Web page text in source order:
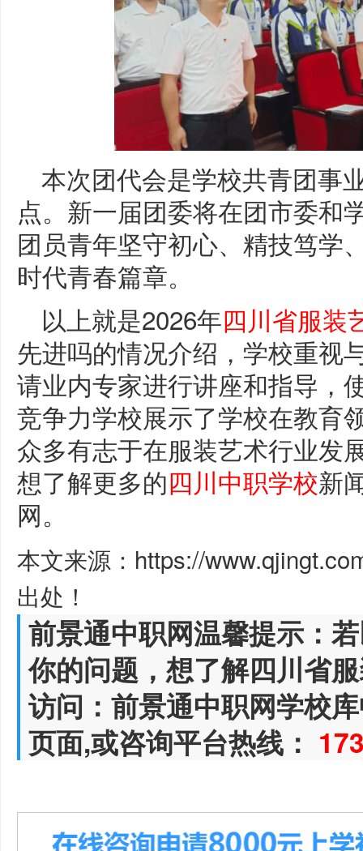
本次团代会是学校共青团事
点。新一届团委将在团市委和
团员青年坚守初心、精技笃学
时代青春篇章。
以上就是2026年四川省服装
先进吗的情况介绍，学校重视
请业内专家进行讲座和指导，
竞争力学校展示了学校在教育
众多有志于在服装艺术行业发
想了解更多的四川中职学校新
网。
本文来源：https://
出处！
前景通中职网温馨提示：
你的问题，想了解四川省
访问：前景通中职网学校
页面,或咨询平台热线：